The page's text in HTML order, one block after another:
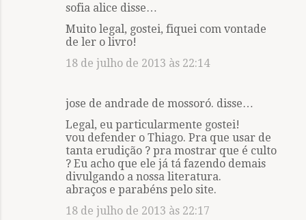
sofia alice disse…
Muito legal, gostei, fiquei com vontade
de ler o livro!
18 de julho de 2013 às 22:14
jose de andrade de mossoró. disse…
Legal, eu particularmente gostei!
vou defender o Thiago. Pra que usar de
tanta erudição ? pra mostrar que é culto
? Eu acho que ele já tá fazendo demais
divulgando a nossa literatura.
abraços e parabéns pelo site.
18 de julho de 2013 às 22:17